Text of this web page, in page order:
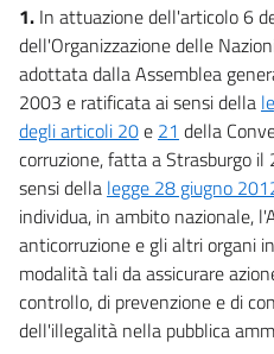
1. In attuazione dell'articolo 6
dell'Organizzazione delle
adottata dalla Assemblea
2003 e ratificata ai sensi della
degli articoli 20e 21 della
corruzione, fatta a Strasburgo
sensi della legge 28 giugno
individua, in ambito nazionale,
anticorruzione e gli altri organi
modalità tali da assicurare
controllo, di prevenzione e di
dell'illegalità nella pubblica